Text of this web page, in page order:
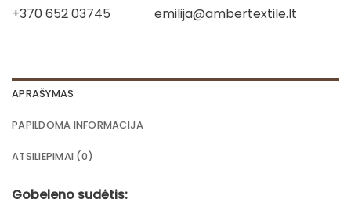
+370 652 03745
emilija@ambertextile.lt
APRAŠYMAS
PAPILDOMA INFORMACIJA
ATSILIEPIMAI (0)
Gobeleno sudėtis: